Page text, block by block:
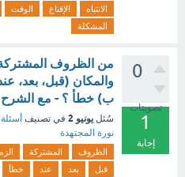
الانتباه
الإقناع الوقت
المشكلة
0
تصويتات
1
إجابة
من الظروف المشتركة
والمكان (قبل، بعد،
ب) خطأ ؟ - مع الشرح
سُئل يونيو 2 في تصنيف
نورة المجتهدة
الظروف المشتركة
قبل
بعد عند خطأ